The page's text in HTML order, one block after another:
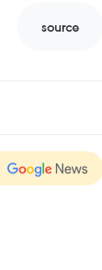
source